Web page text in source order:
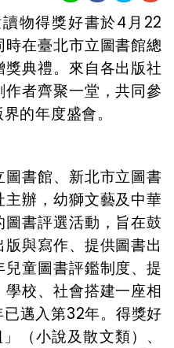
物得獎好書於4月22
在臺北市立圖書館總
典禮。來自各出版社
者齊聚一堂，共同參
的年度盛會。
書館、新北市立圖書
辦，幼獅文藝及中華
書評選活動， 旨在鼓
與寫作、提供圖書出
童圖書評鑑制度、提
校、社會搭建一座相
邁入第32年。 得獎好
（小說及散文類）、